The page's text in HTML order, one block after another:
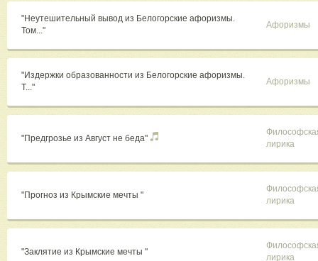
"Неутешительный вывод из Белогорские афоризмы.
Том..."
Афоризмы
"Издержки образованности из Белогорские афоризмы.
Т..."
Афоризмы
"Предгрозье из Август не беда"
лирика
"Прогноз из Крымские мечты "
лирика
"Заклятие из Крымские мечты "
лирика